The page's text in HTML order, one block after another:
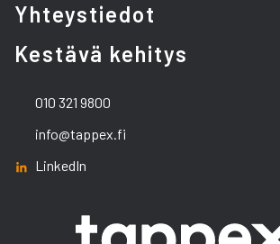
Yhteystiedot
Kestävä kehitys
010 321 9800
info@tappex.fi
LinkedIn